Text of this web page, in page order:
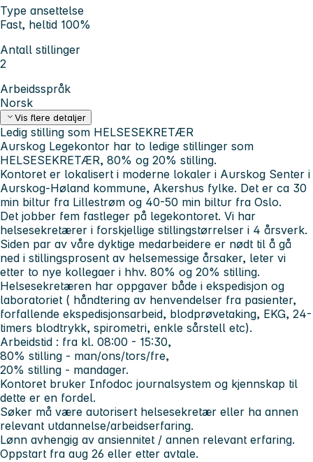
Type ansettelse
Fast, heltid 100%
Antall stillinger
2
Arbeidsspråk
Norsk
Vis flere detaljer
Ledig stilling som HELSESEKRETÆR
Aurskog Legekontor har to ledige stillinger som
HELSESEKRETÆR, 80% og 20% stilling.
Kontoret er lokalisert i moderne lokaler i Aurskog Senter i
Aurskog-Høland kommune, Akershus fylke. Det er ca 30
min biltur fra Lillestrøm og 40-50 min biltur fra Oslo.
Det jobber fem fastleger på legekontoret. Vi har
helsesekretærer i forskjellige stillingstørrelser i 4 årsverk.
Siden par av våre dyktige medarbeidere er nødt til å gå
ned i stillingsprosent av helsemessige årsaker, leter vi
etter to nye kollegaer i hhv. 80% og 20% stilling.
Helsesekretæren har oppgaver både i ekspedisjon og
laboratoriet ( håndtering av henvendelser fra pasienter,
forfallende ekspedisjonsarbeid, blodprøvetaking, EKG, 24-
timers blodtrykk, spirometri, enkle sårstell etc).
Arbeidstid : fra kl. 08:00 - 15:30,
80% stilling - man/ons/tors/fre,
20% stilling - mandager.
Kontoret bruker Infodoc journalsystem og kjennskap til
dette er en fordel.
Søker må være autorisert helsesekretær eller ha annen
relevant utdannelse/arbeidserfaring.
Lønn avhengig av ansiennitet / annen relevant erfaring.
Oppstart fra aug 26 eller etter avtale.